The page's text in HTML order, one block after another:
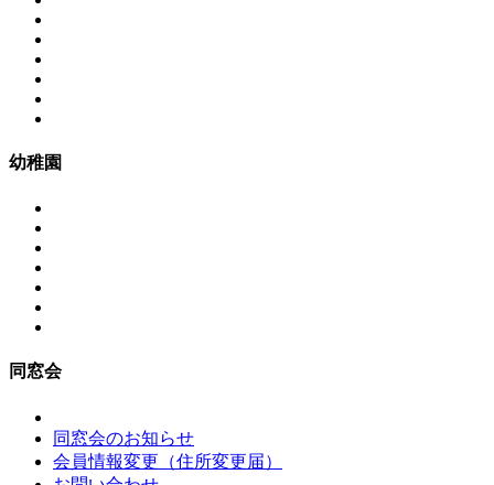
幼稚園
同窓会
同窓会のお知らせ
会員情報変更（住所変更届）